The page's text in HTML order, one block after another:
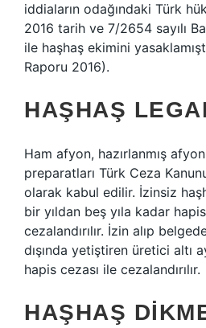
iddiaların odağındaki Türk
2016 tarih ve 7/2654 sayılı
ile haşhaş ekimini
Raporu 2016).
HAŞHAŞ
Ham afyon, hazırlanmış
preparatları Türk Ceza
olarak kabul edilir. İzinsiz
bir yıldan beş yıla kadar
cezalandırılır. İzin alıp
dışında yetiştiren üretici altı
hapis cezası ile cezalandırılır.
HAŞHAŞ